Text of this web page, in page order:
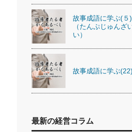
故事成語に学ぶ(５
（たんぷじゅんざ
い）
故事成語に学ぶ
最新の経営コラム